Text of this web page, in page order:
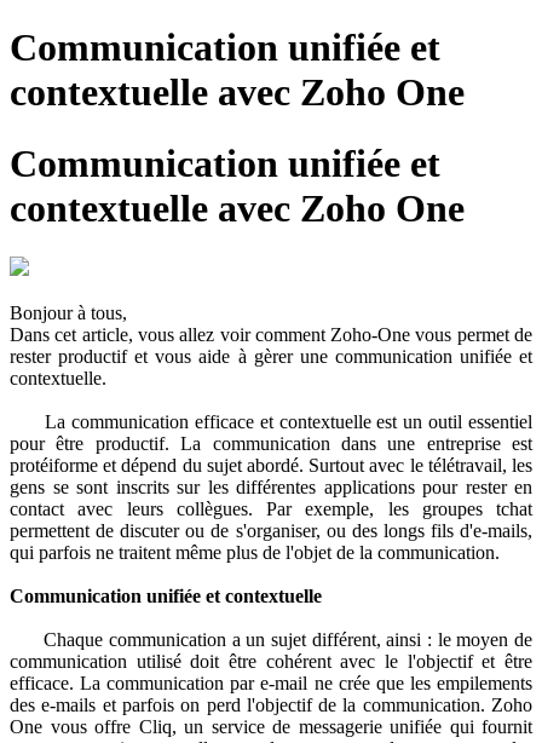
Communication unifiée et
contextuelle avec Zoho One
Communication unifiée et
contextuelle avec Zoho One
Bonjour à tous,
Dans cet article, vous allez voir comment Zoho-One vous permet de
rester productif et vous aide à gèrer une communication unifiée et
contextuelle.
La communication efficace et contextuelle est un outil essentiel
pour être productif. La communication dans une entreprise est
protéiforme et dépend du sujet abordé. Surtout avec le télétravail, les
gens se sont inscrits sur les différentes applications pour rester en
contact avec leurs collègues. Par exemple, les groupes tchat
permettent de discuter ou de s'organiser, ou des longs fils d'e-mails,
qui parfois ne traitent même plus de l'objet de la communication.
Communication unifiée et contextuelle
Chaque communication a un sujet différent, ainsi : le moyen de
communication utilisé doit être cohérent avec le l'objectif et être
efficace. La communication par e-mail ne crée que les empilements
des e-mails et parfois on perd l'objectif de la communication. Zoho
One vous offre Cliq, un service de messagerie unifiée qui fournit